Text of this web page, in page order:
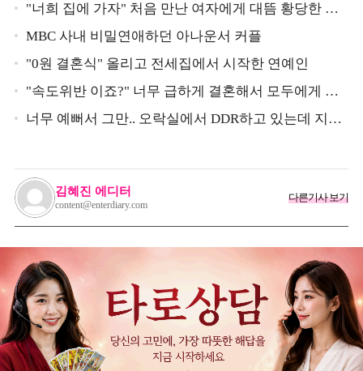
"너희 집에 가자" 처음 만난 여자에게 대뜸 황당한 요
구 했다는 MBC 아나운서
MBC 사내 비밀연애하던 아나운서 커플
"0원 결혼식" 올리고 전세집에서 시작한 연예인
"속도위반 이죠?" 너무 급하게 결혼해서 모두에게 의
심 받았던 스타
너무 예뻐서 그만.. 오락실에서 DDR하고 있는데 지나
김혜진 에디터
content@enterdiary.com
다른기사 보기